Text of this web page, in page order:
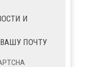
И
ПОЧТУ